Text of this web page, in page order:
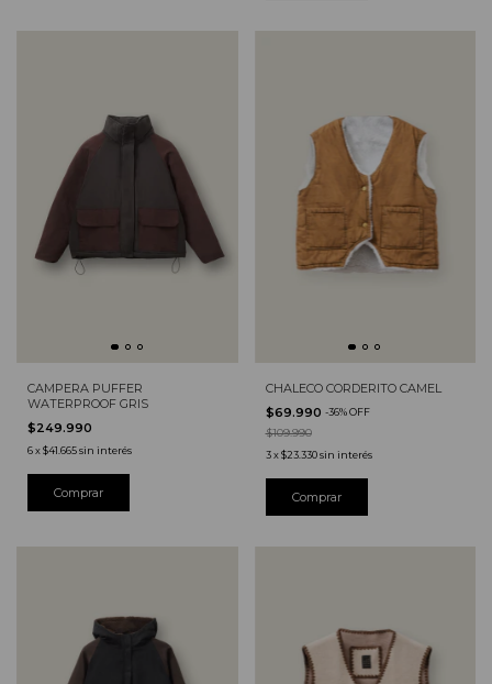
CAMPERA PUFFER
WATERPROOF GRIS
$249.990
6x$41.665sin interés
CHALECO CORDERITO CAMEL
$69.990 -36%OFF
$109.990
3 x$23.330 sin interés